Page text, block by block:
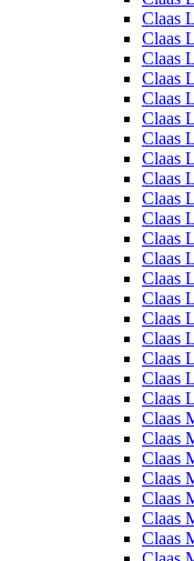
Claas
Claas
Claas
Claas
Claas
Claas
Claas
Claas
Claas
Claas
Claas
Claas
Claas
Claas
Claas
Claas
Claas
Claas
Claas
Claas
Claas
Claas
Claas
Claas
Claas
Claas
Claas